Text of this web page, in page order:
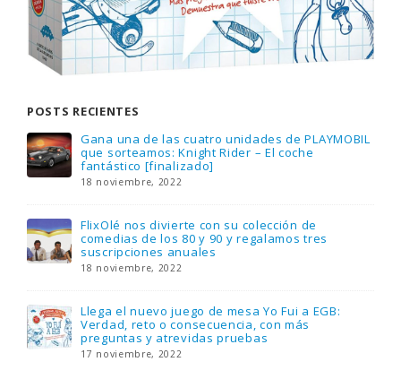
POSTS RECIENTES
Gana una de las cuatro unidades de PLAYMOBIL
que sorteamos: Knight Rider – El coche
fantástico [finalizado]
18 noviembre, 2022
FlixOlé nos divierte con su colección de
comedias de los 80 y 90 y regalamos tres
suscripciones anuales
18 noviembre, 2022
Llega el nuevo juego de mesa Yo Fui a EGB:
Verdad, reto o consecuencia, con más
preguntas y atrevidas pruebas
17 noviembre, 2022